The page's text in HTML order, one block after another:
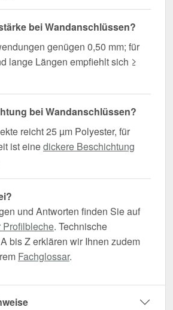
bei Wandanschlüssen?
genügen 0,50 mm; für
lange Längen empfiehlt sich ≥
bei Wandanschlüssen?
reicht 25 µm Polyester, für
ist einedickere Beschichtung
und Antworten finden Sie auf
Profilbleche. Technische
bis Z erklären wir Ihnen zudem
Fachglossar.